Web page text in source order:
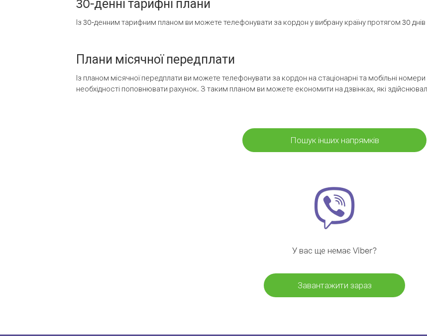
Із 30-денним тарифним планом ви можете телефонувати за кордон у вибрану країну протягом 30
Плани місячної передплати
Із планом місячної передплати ви можете телефонувати за кордон на стаціонарні та мобільні
необхідності поповнювати рахунок. З таким планом ви можете економити на дзвінках, які
Пошук інших напрямків
У вас ще немає Viber?
Завантажити зараз